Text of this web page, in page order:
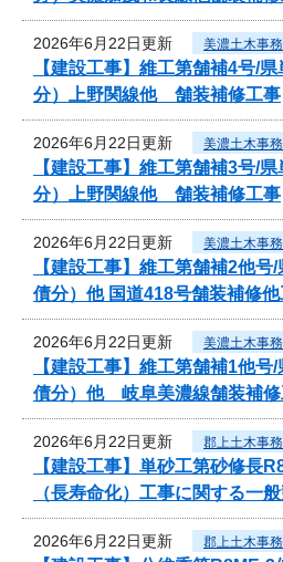
2026年6月22日更新 美濃土木事
【建設工事】維工第舗補4号/
分）上野関線他 舗装補修工事
2026年6月22日更新 美濃土木事
【建設工事】維工第舗補3号/
分）上野関線他 舗装補修工事
2026年6月22日更新 美濃土木事
【建設工事】維工第舗補2他号
債分）他 国道418号舗装補修
2026年6月22日更新 美濃土木事
【建設工事】維工第舗補1他号
債分）他 岐阜美濃線舗装補修
2026年6月22日更新 郡上土木事
【建設工事】単砂工第砂修長
（長寿命化）工事に関する一
2026年6月22日更新 郡上土木事